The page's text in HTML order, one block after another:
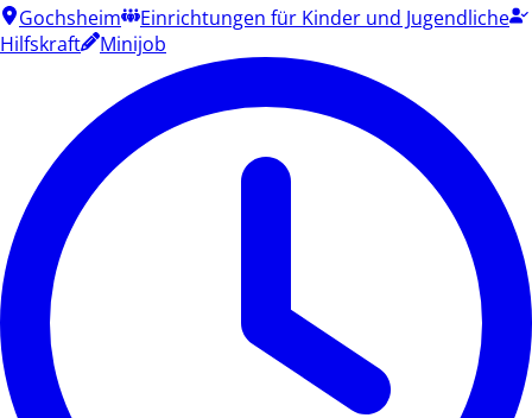
Gochsheim
Einrichtungen für Kinder und Jugendliche
Hilfskraft
Minijob